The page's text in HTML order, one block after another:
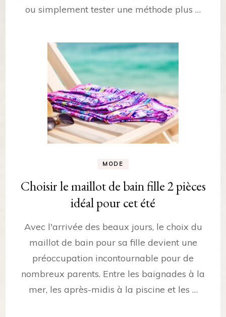
ou simplement tester une méthode plus …
MODE
Choisir le maillot de bain fille 2 pièces
idéal pour cet été
Avec l'arrivée des beaux jours, le choix du
maillot de bain pour sa fille devient une
préoccupation incontournable pour de
nombreux parents. Entre les baignades à la
mer, les après-midis à la piscine et les …